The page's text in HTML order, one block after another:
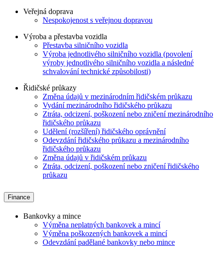
Veřejná doprava
Nespokojenost s veřejnou dopravou
Výroba a přestavba vozidla
Přestavba silničního vozidla
Výroba jednotlivého silničního vozidla (povolení
výroby jednotlivého silničního vozidla a následné
schvalování technické způsobilosti)
Řidičské průkazy
Změna údajů v mezinárodním řidičském průkazu
Vydání mezinárodního řidičského průkazu
Ztráta, odcizení, poškození nebo zničení mezinárodního
řidičského průkazu
Udělení (rozšíření) řidičského oprávnění
Odevzdání řidičského průkazu a mezinárodního
řidičského průkazu
Změna údajů v řidičském průkazu
Ztráta, odcizení, poškození nebo zničení řidičského
průkazu
Finance
Bankovky a mince
Výměna neplatných bankovek a mincí
Výměna poškozených bankovek a mincí
Odevzdání padělané bankovky nebo mince